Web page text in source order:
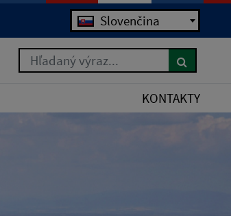
Jazyk Slovenčina
Hľadaný výraz...
KONTAKTY